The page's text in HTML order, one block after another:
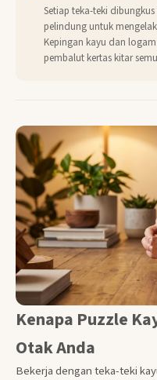
Setiap teka-teki
pelindung untuk
Kepingan kayu dan
pembalut kertas kitar
Kenapa Puzzle
Otak Anda
Bekerja dengan teka-teki